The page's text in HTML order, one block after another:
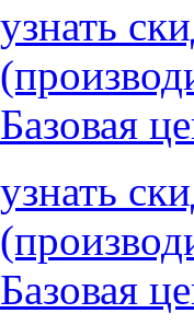
узнать
Базовая
узнать
Базовая